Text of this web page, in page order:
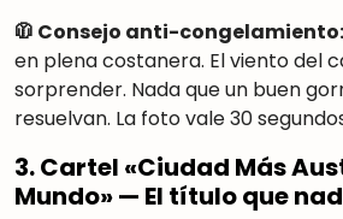
🧥 Consejo anti-congelamiento:
en plena costanera. El viento del
sorprender. Nada que un buen
resuelvan. La foto vale 30
3. Cartel «Ciudad Más
Mundo» — El título que